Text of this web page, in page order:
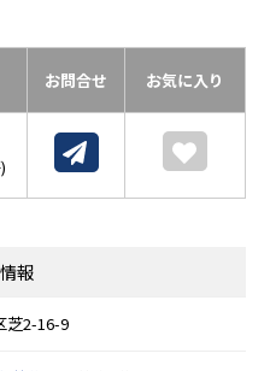
お問合せ お気に入り
報
芝2-16-9